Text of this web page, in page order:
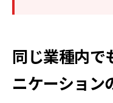
同じ業種内
ニケーション